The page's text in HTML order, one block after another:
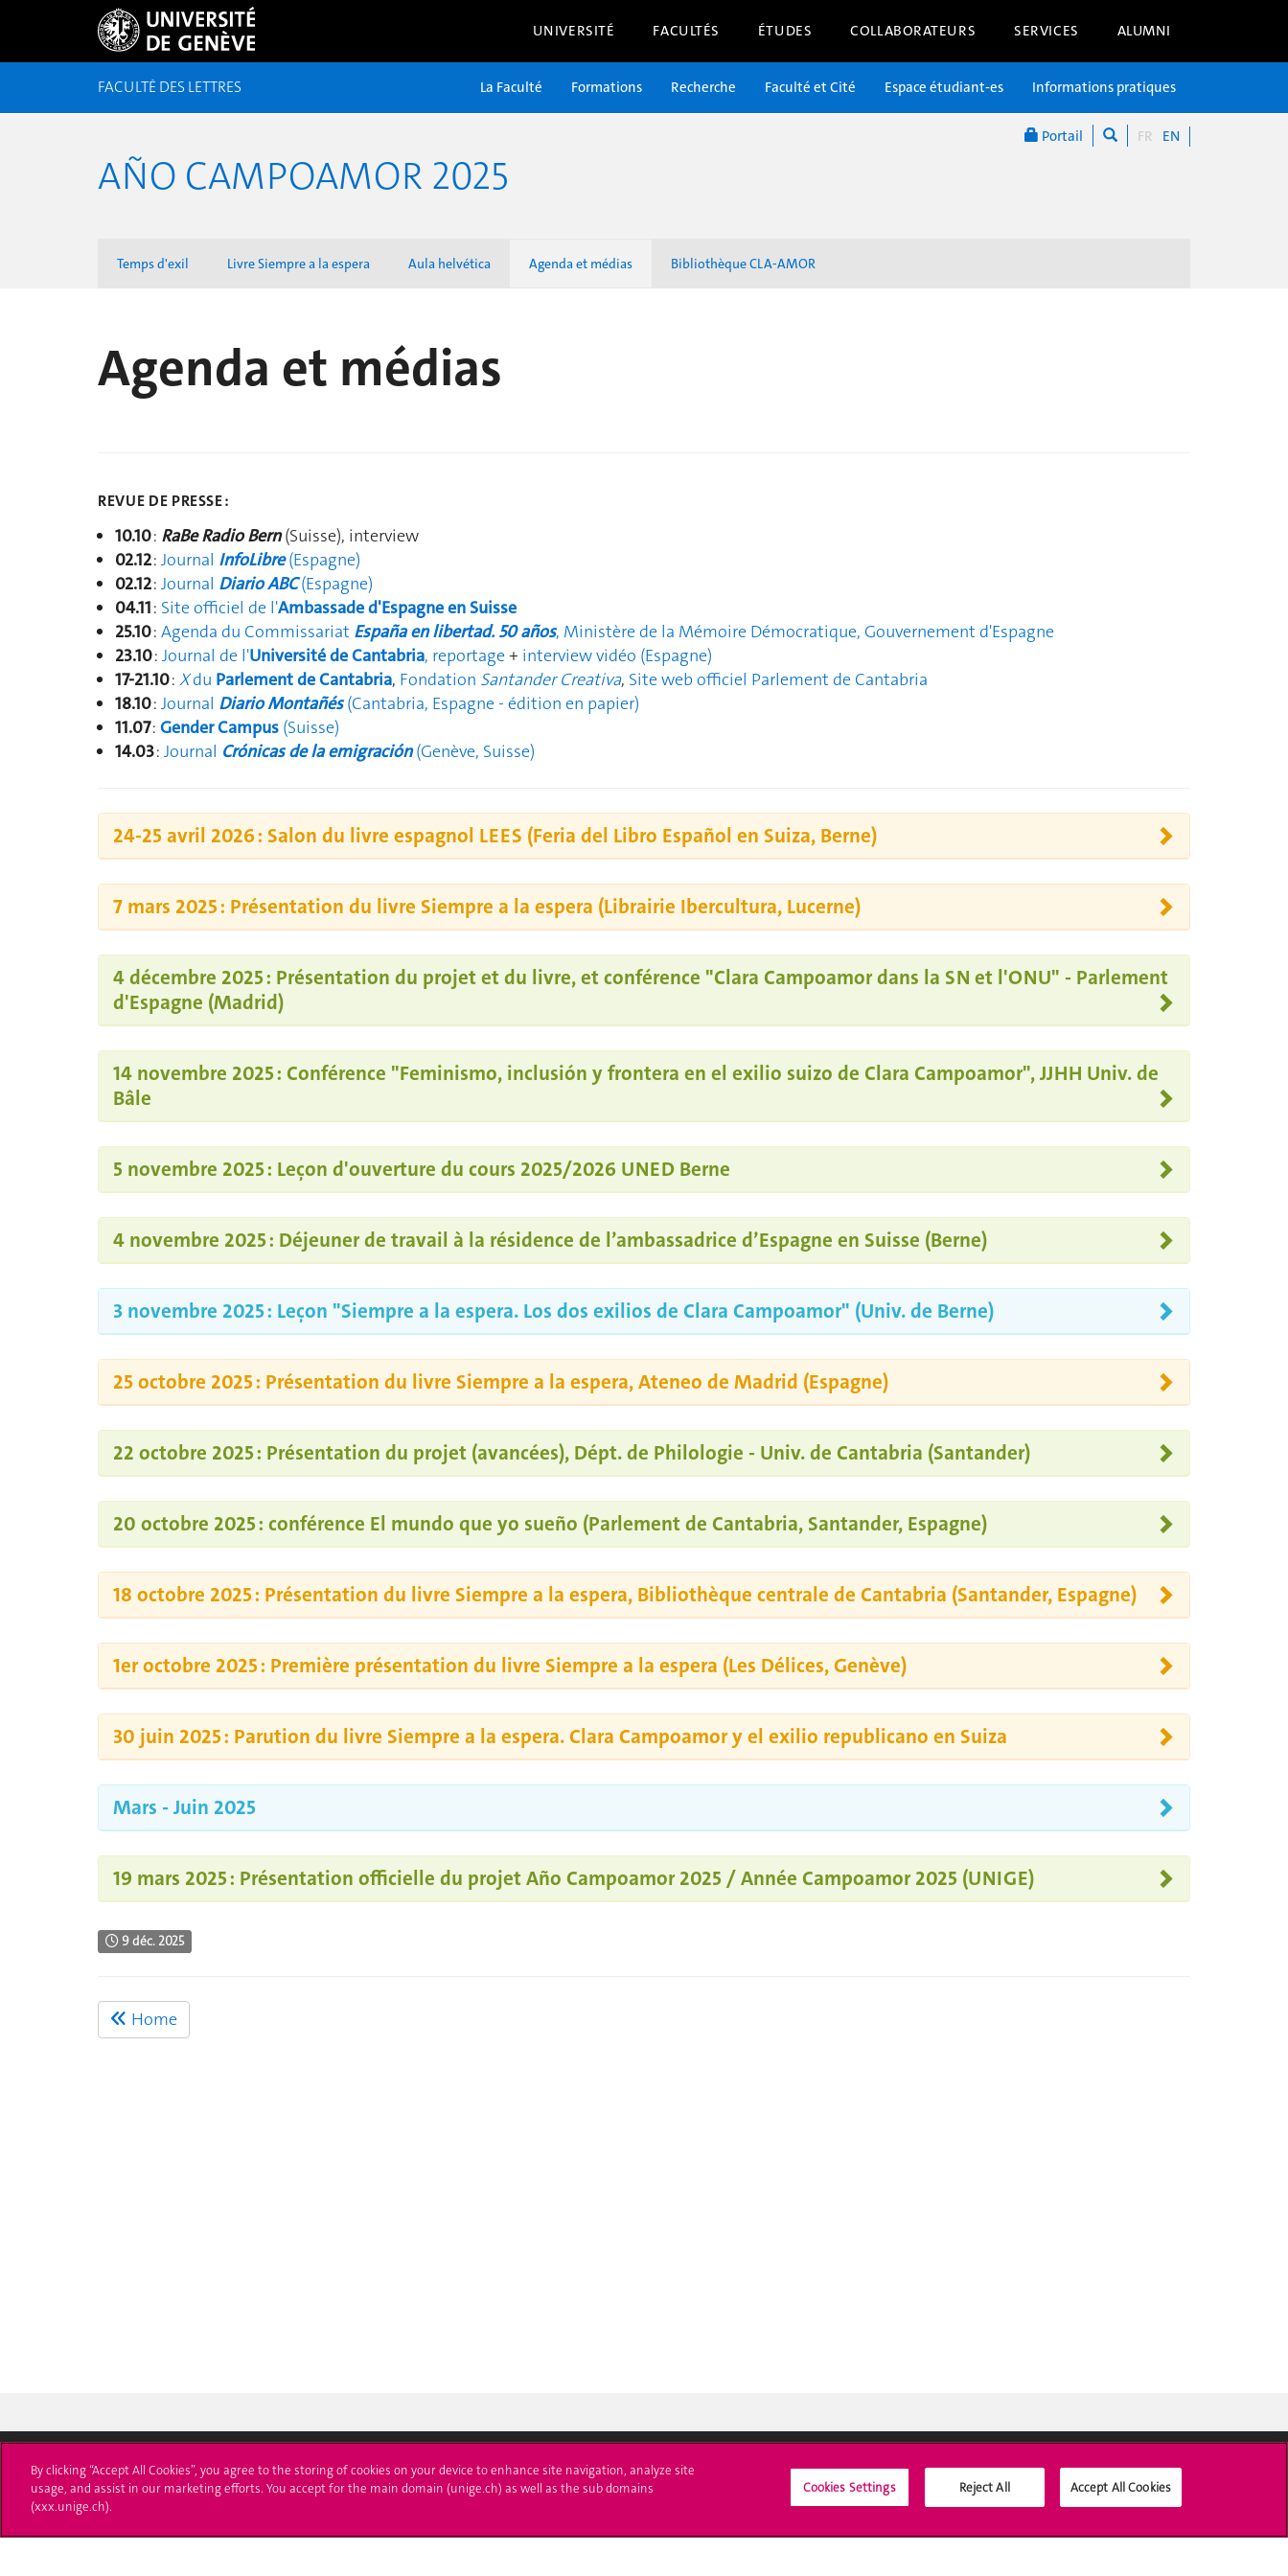
UNIVERSITÉ FACULTÉS ÉTUDES COLLABORATEURS SERVICES ALUMNI
Portail FR EN
FACULTÉ DES LETTRES La Faculté Formations Recherche Faculté et Cité Espace étudiant-es Informations pratiques
AÑO CAMPOAMOR 2025
Temps d'exil Livre Siempre a la espera Aula helvética Agenda et médias Bibliothèque CLA-AMOR
Agenda et médias
REVUE DE PRESSE :
10.10: RaBe Radio Bern(Suisse), interview
02.12: Journal InfoLibre (Espagne)
02.12: Journal Diario ABC(Espagne)
04.11: Site officiel de l'Ambassade d'Espagne en Suisse
25.10: Agenda du Commissariat España en libertad. 50 años, Ministère de la Mémoire Démocratique, Gouvernement d'Espagne
23.10: Journal de l'Université de Cantabria, reportage+ interview vidéo (Espagne)
17-21.10: Xdu Parlement de Cantabria, Fondation Santander Creativa, Site web officiel Parlement de Cantabria
18.10: Journal Diario Montañés(Cantabria, Espagne - édition en papier)
11.07: Gender Campus (Suisse)
14.03: Journal Crónicas de la emigración(Genève, Suisse)
24-25 avril 2026 : Salon du livre espagnol LEES (Feria del Libro Español en Suiza, Berne)
7 mars 2025 : Présentation du livre Siempre a la espera (Librairie Ibercultura, Lucerne)
4 décembre 2025 : Présentation du projet et du livre, et conférence "Clara Campoamor dans la SN et l'ONU" - Parlement
d'Espagne (Madrid)
14 novembre 2025 : Conférence "Feminismo, inclusión y frontera en el exilio suizo de Clara Campoamor", JJHH Univ. de
Bâle
5 novembre 2025 : Leçon d'ouverture du cours 2025/2026 UNED Berne
4 novembre 2025 : Déjeuner de travail à la résidence de l’ambassadrice d’Espagne en Suisse (Berne)
3 novembre 2025 : Leçon "Siempre a la espera. Los dos exilios de Clara Campoamor" (Univ. de Berne)
25 octobre 2025 : Présentation du livre Siempre a la espera, Ateneo de Madrid (Espagne)
22 octobre 2025 : Présentation du projet (avancées), Dépt. de Philologie - Univ. de Cantabria (Santander)
20 octobre 2025 : conférence El mundo que yo sueño (Parlement de Cantabria, Santander, Espagne)
18 octobre 2025 : Présentation du livre Siempre a la espera, Bibliothèque centrale de Cantabria (Santander, Espagne)
1er octobre 2025 : Première présentation du livre Siempre a la espera (Les Délices, Genève)
30 juin 2025 : Parution du livre Siempre a la espera. Clara Campoamor y el exilio republicano en Suiza
Mars - Juin 2025
19 mars 2025 : Présentation officielle du projet Año Campoamor 2025 / Année Campoamor 2025 (UNIGE)
9 déc. 2025
Home
Université de Genève
24 rue du Général-Dufour
S'inscrire à l'UNIGE
Immatriculations
L'UNIGE vous informe
UNIGE Mobile
Médias sociaux UNIGE
By clicking “Accept All Cookies”, you agree to the storing of cookies on your device to enhance site navigation, analyze site
usage, and assist in our marketing efforts. You accept for the main domain (unige.ch) as well as the sub domains
(xxx.unige.ch).
Cookies Settings Reject All Accept All Cookies